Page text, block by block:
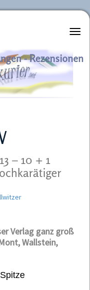
- Rezensionen
– 10 + 1
Verlag ganz groß
Wallstein,